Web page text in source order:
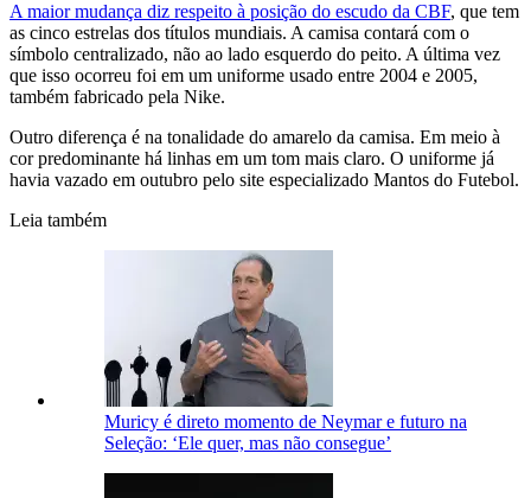
A maior mudança diz respeito à posição do escudo da CBF, que tem
as cinco estrelas dos títulos mundiais. A camisa contará com o
símbolo centralizado, não ao lado esquerdo do peito. A última vez
que isso ocorreu foi em um uniforme usado entre 2004 e 2005,
também fabricado pela Nike.
Outro diferença é na tonalidade do amarelo da camisa. Em meio à
cor predominante há linhas em um tom mais claro. O uniforme já
havia vazado em outubro pelo site especializado Mantos do Futebol.
Leia também
Muricy é direto momento de Neymar e futuro na
Seleção: ‘Ele quer, mas não consegue’